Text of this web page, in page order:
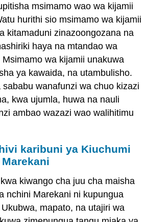
msimamo wao wa kijamii
hurithi sio msimamo wa kijamii
kitamaduni zinazoongozana na
haya na mtandao wa
wa kijamii unakuwa
ya kawaida, na utambulisho.
wanafunzi wa chuo kizazi
kwa ujumla, huwa na nauli
ambao wazazi wao walihitimu
karibuni ya Kiuchumi
kiwango cha juu cha maisha
nchini Marekani ni kupungua
mapato, na utajiri wa